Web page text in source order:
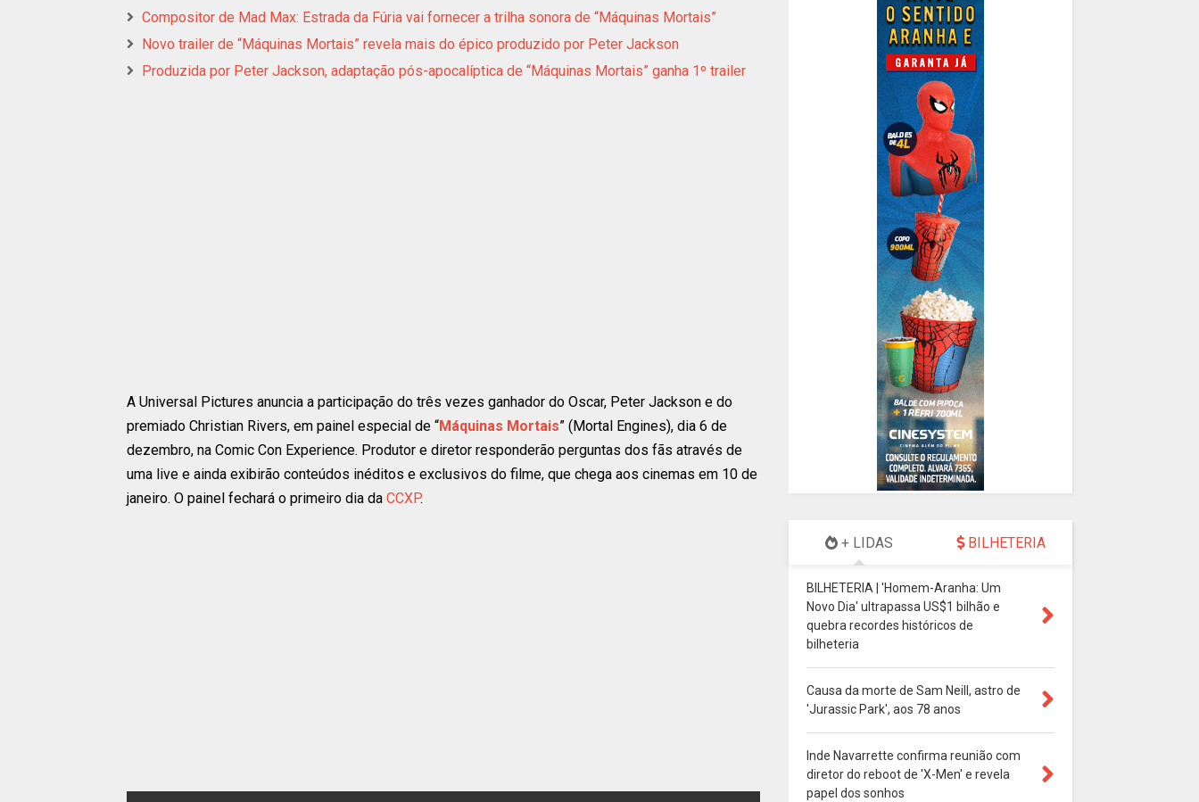
Compositor de Mad Max: Estrada da Fúria vai fornecer a trilha sonora de “Máquinas Mortais”
Novo trailer de “Máquinas Mortais” revela mais do épico produzido por Peter Jackson
Produzida por Peter Jackson, adaptação pós-apocalíptica de “Máquinas Mortais” ganha 1º trailer
A Universal Pictures anuncia a participação do três vezes ganhador do Oscar, Peter Jackson e do
premiado Christian Rivers, em painel especial de “Máquinas Mortais” (Mortal Engines), dia 6 de
dezembro, na Comic Con Experience. Produtor e diretor responderão perguntas dos fãs através de
uma live e ainda exibirão conteúdos inéditos e exclusivos do filme, que chega aos cinemas em 10 de
janeiro. O painel fechará o primeiro dia da CCXP.
+ LIDAS BILHETERIA
BILHETERIA | 'Homem-Aranha: Um
Novo Dia' ultrapassa US$1 bilhão e
quebra recordes históricos de
bilheteria
Causa da morte de Sam Neill, astro de
'Jurassic Park', aos 78 anos
Inde Navarrette confirma reunião com
diretor do reboot de 'X-Men' e revela
papel dos sonhos